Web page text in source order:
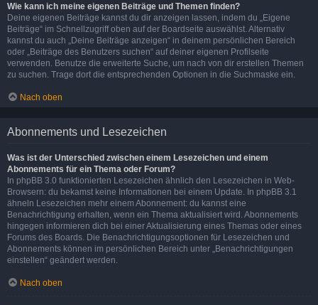
Wie kann ich meine eigenen Beiträge und Themen finden?
Deine eigenen Beiträge kannst du dir anzeigen lassen, indem du „Eigene
Beiträge“ im Schnellzugriff oben auf der Boardseite auswählst. Alternativ
kannst du auch „Deine Beiträge anzeigen“ in deinem persönlichen Bereich
oder „Beiträge des Benutzers suchen“ auf deiner eigenen Profilseite
verwenden. Benutze die erweiterte Suche, um nach von dir erstellen Themen
zu suchen. Trage dort die entsprechenden Optionen in die Suchmaske ein.
Nach oben
Abonnements und Lesezeichen
Was ist der Unterschied zwischen einem Lesezeichen und einem
Abonnements für ein Thema oder Forum?
In phpBB 3.0 funktionierten Lesezeichen ähnlich den Lesezeichen in Web-
Browsern: du bekamst keine Informationen bei einem Update. In phpBB 3.1
ähneln Lesezeichen mehr einem Abonnement: du kannst eine
Benachrichtigung erhalten, wenn ein Thema aktualisiert wird. Abonnements
hingegen informieren dich bei einer Aktualisierung eines Themas oder eines
Forums des Boards. Die Benachrichtigungsoptionen für Lesezeichen und
Abonnements können im persönlichen Bereich unter „Benachrichtigungen
einstellen“ geändert werden.
Nach oben